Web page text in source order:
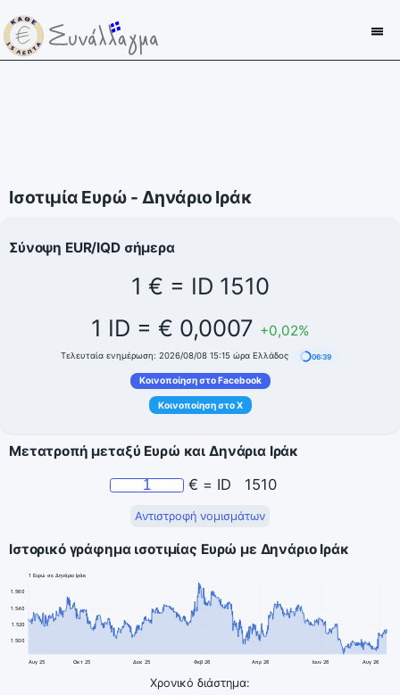
Ισοτιμία Ευρώ - Δηνάριο Ιράκ
Σύνοψη EUR/IQD σήμερα
1 € = ID 1510
1 ID = € 0,0007 +0,02%
Τελευταία ενημέρωση: 2026/08/08 15:15 ώρα Ελλάδος 06:39
Κοινοποίηση στο Facebook
Κοινοποίηση στο X
Μετατροπή μεταξύ Ευρώ και Δηνάρια Ιράκ
€ = ID 1510
Αντιστροφή νομισμάτων
Ιστορικό γράφημα ισοτιμίας Ευρώ με Δηνάριο Ιράκ
1.500
1.520
1.540
1.560
Αυγ 25 Οκτ 25 Δεκ 25 Φεβ 26 Απρ 26 Ιουν 26 Αυγ 26
1 Ευρώ σε Δηνάριο Ιράκ
Χρονικό διάστημα: